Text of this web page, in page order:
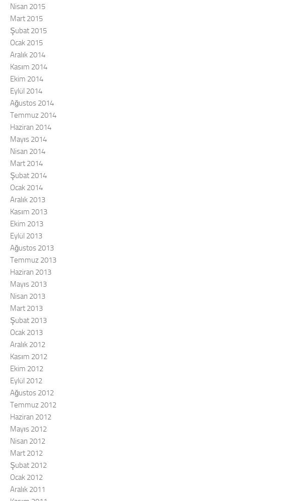
Nisan 2015
Mart 2015
Şubat 2015
Ocak 2015
Aralık 2014
Kasım 2014
Ekim 2014
Eylül 2014
Ağustos 2014
Temmuz 2014
Haziran 2014
Mayıs 2014
Nisan 2014
Mart 2014
Şubat 2014
Ocak 2014
Aralık 2013
Kasım 2013
Ekim 2013
Eylül 2013
Ağustos 2013
Temmuz 2013
Haziran 2013
Mayıs 2013
Nisan 2013
Mart 2013
Şubat 2013
Ocak 2013
Aralık 2012
Kasım 2012
Ekim 2012
Eylül 2012
Ağustos 2012
Temmuz 2012
Haziran 2012
Mayıs 2012
Nisan 2012
Mart 2012
Şubat 2012
Ocak 2012
Aralık 2011